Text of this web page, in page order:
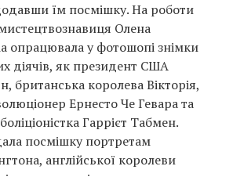
їм посмішку. На роботи
Олена
опрацювала у фотошопі знімки
діячів, як президент США
британська королева Вікторія,
Ернесто Че Гевара та
Гаррієт Табмен.
посмішку портретам
англійської королеви